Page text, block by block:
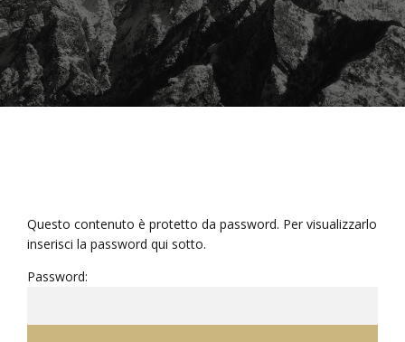
Questo contenuto è protetto da password. Per visualizzarlo
inserisci la password qui sotto.
Password: